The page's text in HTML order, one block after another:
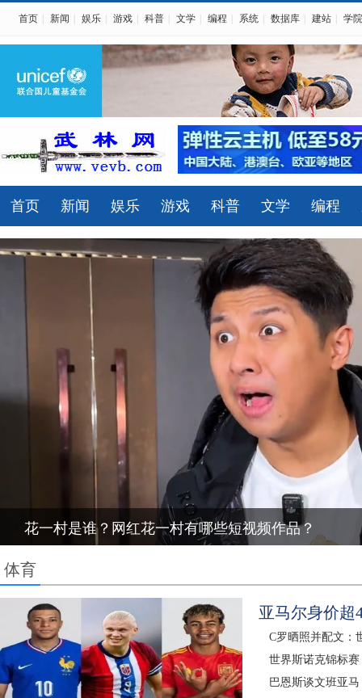
首页 新闻 娱乐 游戏 科普 文学 编程 系统 数据库 建站 学院
首页 新闻 娱乐 游戏 科普 文学 编程
花一村是谁？网红花一村有哪些短视频作品？
体育
亚马尔身价超
C罗晒照并配文：
世界斯诺克锦标
巴恩斯谈文班亚